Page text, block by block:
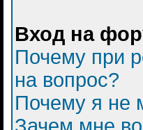
Вход на
Почему при
на вопрос?
Почему я не
Зачем мне